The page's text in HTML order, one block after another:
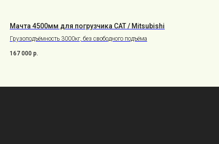
Мачта 4500мм для погрузчика CAT / Mitsubishi
Грузоподъёмность 3000кг, без свободного подъёма
167 000 р.